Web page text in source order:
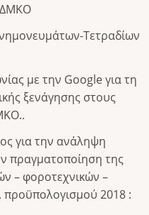
ΔΜΚΟ
Τετραδίων
με την Google για τη
ξενάγησης στους
για την ανάληψη
πραγματοποίηση της
– φοροτεχνικών –
προϋπολογισμού 2018 :